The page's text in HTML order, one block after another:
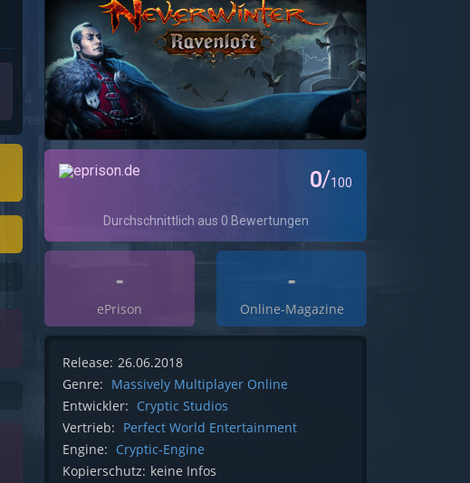
-
ePrison
-
Online-Magazine
Release: 26.06.2018
Genre: Massively Multiplayer Online
Entwickler: Cryptic Studios
Vertrieb: Perfect World Entertainment
Engine: Cryptic-Engine
Kopierschutz: keine Infos